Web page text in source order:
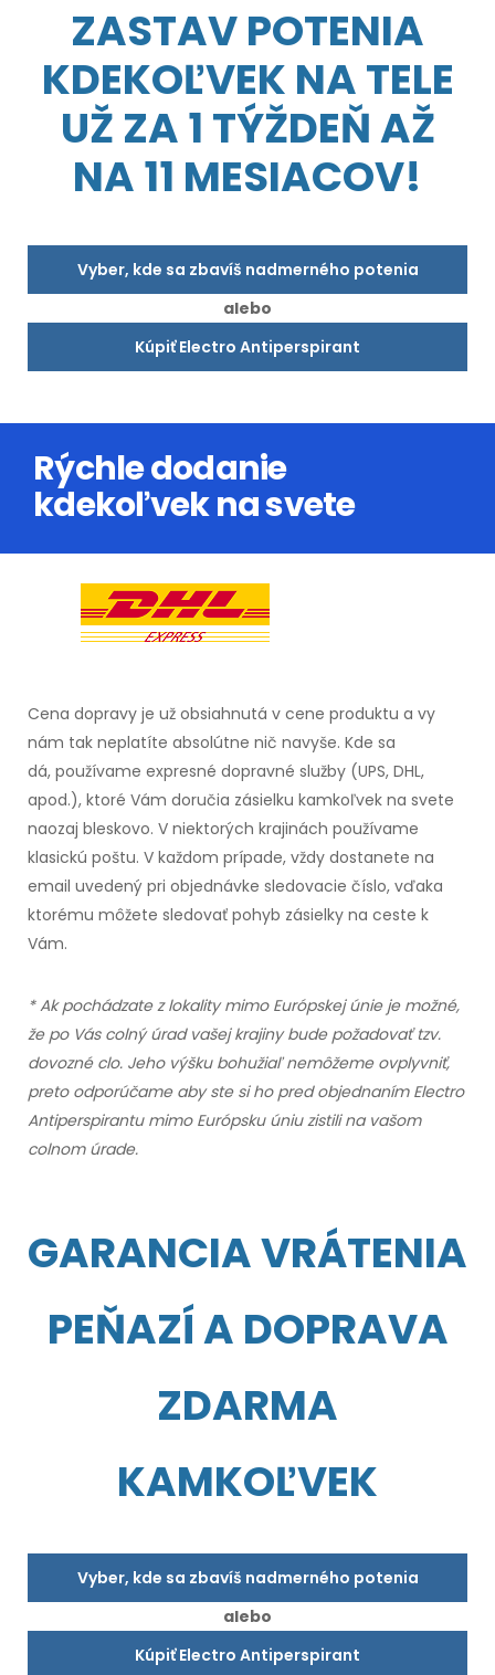
ZASTAV POTENIA
KDEKOĽVEK NA TELE
UŽ ZA 1 TÝŽDEŇ AŽ
NA 11 MESIACOV!
Vyber, kde sa zbavíš nadmerného potenia
alebo
Kúpiť Electro Antiperspirant
Rýchle dodanie
kdekoľvek na svete
Cena dopravy je už obsiahnutá v cene produktu a vy
nám tak neplatíte absolútne nič navyše. Kde sa
dá, používame expresné dopravné služby (UPS, DHL,
apod.), ktoré Vám doručia zásielku kamkoľvek na svete
naozaj bleskovo. V niektorých krajinách používame
klasickú poštu. V každom prípade, vždy dostanete na
email uvedený pri objednávke sledovacie číslo, vďaka
ktorému môžete sledovať pohyb zásielky na ceste k
Vám.
* Ak pochádzate z lokality mimo Európskej únie je možné,
že po Vás colný úrad vašej krajiny bude požadovať tzv.
dovozné clo. Jeho výšku bohužiaľ nemôžeme ovplyvniť,
preto odporúčame aby ste si ho pred objednaním Electro
Antiperspirantu mimo Európsku úniu zistili na vašom
colnom úrade.
GARANCIA VRÁTENIA
PEŇAZÍ A DOPRAVA
ZDARMA
KAMKOĽVEK
Vyber, kde sa zbavíš nadmerného potenia
alebo
Kúpiť Electro Antiperspirant